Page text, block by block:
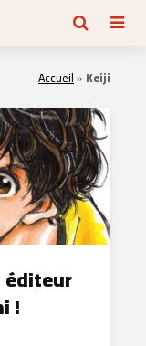
Accueil» Keiji
éditeur
!